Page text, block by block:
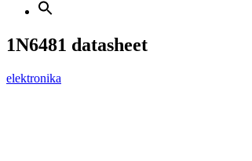
1N6481 datasheet
elektronika